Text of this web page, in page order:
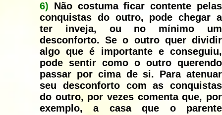
6) Não costuma ficar contente pelas
conquistas do outro, pode chegar a
ter inveja, ou no mínimo um
desconforto. Se o outro quer dividir
algo que é importante e conseguiu,
pode sentir como o outro querendo
passar por cima de si. Para atenuar
seu desconforto com as conquistas
do outro, por vezes comenta que, por
exemplo, a casa que o parente